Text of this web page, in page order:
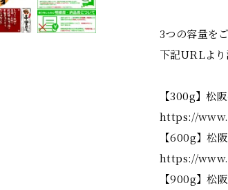
3つの容量を
下記URLより
【300g】松
https://
【600g】松
https://
【900g】松